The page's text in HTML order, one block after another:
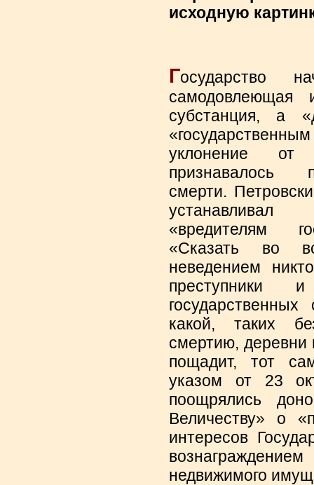
Государство
самодовлеющая
субстанция, а
уклонение
признавалось
смерти.
устанавливал
«вредителям
«Сказать во
неведением
преступники
какой, таких
смертию, деревни
пощадит, тот
указом от 23
поощрялись
Величеству» о
интересов
недвижимого